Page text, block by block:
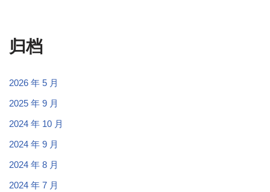
归档
2026 年 5 月
2025 年 9 月
2024 年 10 月
2024 年 9 月
2024 年 8 月
2024 年 7 月